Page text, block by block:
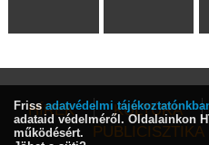
HÍREK KULTÚRA
PUBLICISZTIKA
Friss adatvédelmi
adataid védelméről. Oldalainkon
működésért.